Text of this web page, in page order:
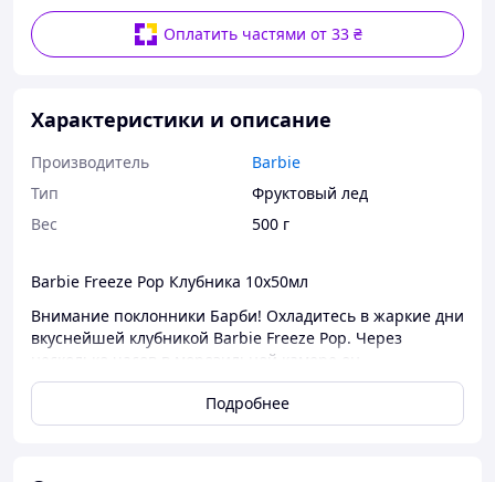
Оплатить частями от 33 ₴
Характеристики и описание
Производитель
Barbie
Тип
Фруктовый лед
Вес
500 г
Barbie Freeze Pop Клубника 10х50мл
Внимание поклонники Барби! Охладитесь в жаркие дни
вкуснейшей клубникой Barbie Freeze Pop. Через
несколько часов в морозильной камере он
превращается в освежающий водяной лед. Фруктовый
вкус клубники доставит удовольствие как маленьким,
так и большим сладкоежкам. В упаковке 10 палочек
Подробнее